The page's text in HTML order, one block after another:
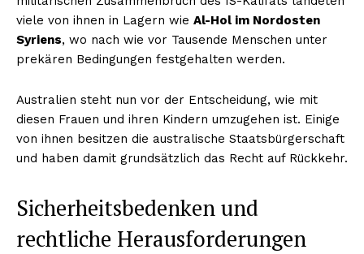
viele von ihnen in Lagern wie Al-Hol im Nordosten
Syriens, wo nach wie vor Tausende Menschen unter
prekären Bedingungen festgehalten werden.
Australien steht nun vor der Entscheidung, wie mit
diesen Frauen und ihren Kindern umzugehen ist. Einige
von ihnen besitzen die australische Staatsbürgerschaft
und haben damit grundsätzlich das Recht auf Rückkehr.
Sicherheitsbedenken und
rechtliche Herausforderungen